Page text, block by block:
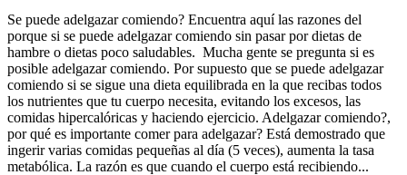
Se puede adelgazar comiendo? Encuentra aquí las razones del
porque si se puede adelgazar comiendo sin pasar por dietas de
hambre o dietas poco saludables. Mucha gente se pregunta si es
posible adelgazar comiendo. Por supuesto que se puede adelgazar
comiendo si se sigue una dieta equilibrada en la que recibas todos
los nutrientes que tu cuerpo necesita, evitando los excesos, las
comidas hipercalóricas y haciendo ejercicio. Adelgazar comiendo?,
por qué es importante comer para adelgazar? Está demostrado que
ingerir varias comidas pequeñas al día (5 veces), aumenta la tasa
metabólica. La razón es que cuando el cuerpo está recibiendo...